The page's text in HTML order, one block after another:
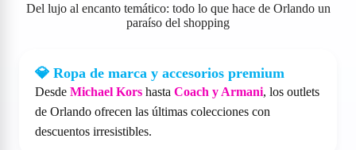
Del lujo al encanto temático: todo lo que hace de Orlando un
paraíso del shopping
💎 Ropa de marca y accesorios premium
Desde Michael Kors hasta Coach y Armani, los outlets
de Orlando ofrecen las últimas colecciones con
descuentos irresistibles.